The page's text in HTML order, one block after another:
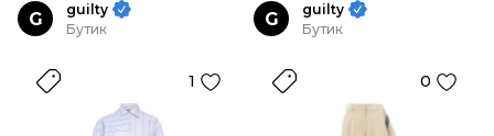
G
guilty
Бутик
1
G
guilty
Бутик
0